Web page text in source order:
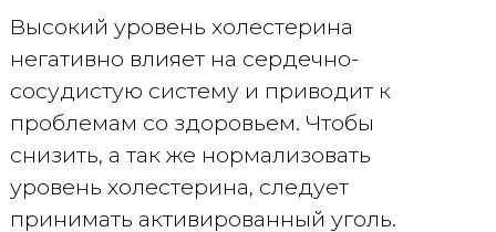
Высокий уровень холестерина
негативно влияет на сердечно-
сосудистую систему и приводит к
проблемам со здоровьем. Чтобы
снизить, а так же нормализовать
уровень холестерина, следует
принимать активированный уголь.